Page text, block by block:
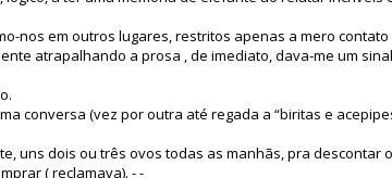
nos em outros lugares, restritos apenas a mero
atrapalhando a prosa , de imediato, dava-me um
conversa (vez por outra até regada a “biritas e
uns dois ou três ovos todas as manhãs, pra descontar
( reclamava). - -